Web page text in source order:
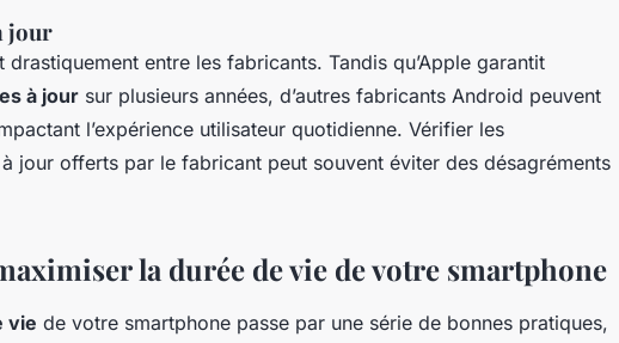
jour
entre les fabricants. Tandis qu’Apple garantit
à jour sur plusieurs années, d’autres fabricants Android peuvent
l’expérience utilisateur quotidienne. Vérifier les
jour offerts par le fabricant peut souvent éviter des désagréments
la durée de vie de votre smartphone
vie de votre smartphone passe par une série de bonnes pratiques,